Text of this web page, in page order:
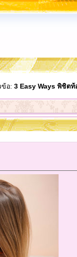
อ: 3 Easy Ways พิชิตท้